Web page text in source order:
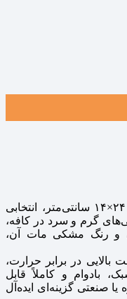
رست مستطیل ملامین مشکی با ابعاد ۲۴×۱۴ سانتی‌متر، انتخابی
گرم و سرد در کافه،
و رنگ مشکی مات آن،
در برابر حرارت،
بادوام و کاملاً قابل
صنعتی گزینه‌ای ایده‌آل